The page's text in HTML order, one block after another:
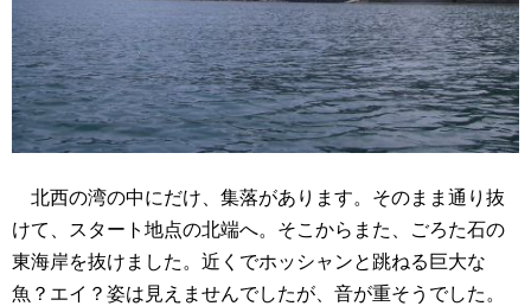
北西の湾の中にだけ、集落があります。そのまま通り抜
けて、スタート地点の北端へ。そこからまた、ごろた石の
東海岸を抜けました。近くでホッシャンと跳ねる巨大な
魚？エイ？姿は見えませんでしたが、音が重そうでした。